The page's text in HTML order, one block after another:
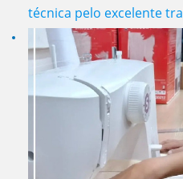
técnica pelo excelente